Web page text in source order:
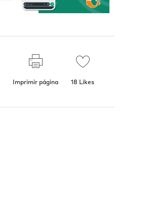
Imprimir página 18 Likes